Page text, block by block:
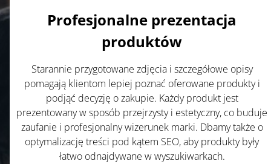
h
e
Profesjonalne prezentacja
produktów
Starannie przygotowane zdjęcia i szczegółowe opisy
pomagają klientom lepiej poznać oferowane produkty i
podjąć decyzję o zakupie. Każdy produkt jest
prezentowany w sposób przejrzysty i estetyczny, co buduje
zaufanie i profesjonalny wizerunek marki. Dbamy także o
optymalizację treści pod kątem SEO, aby produkty były
łatwo odnajdywane w wyszukiwarkach.